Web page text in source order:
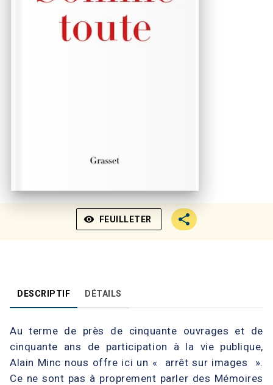
visibility FEUILLETER
DESCRIPTIF DÉTAILS
Au terme de près de cinquante ouvrages et de
cinquante ans de participation à la vie publique,
Alain Minc nous offre ici un « arrêt sur images ».
Ce ne sont pas à proprement parler des Mémoires